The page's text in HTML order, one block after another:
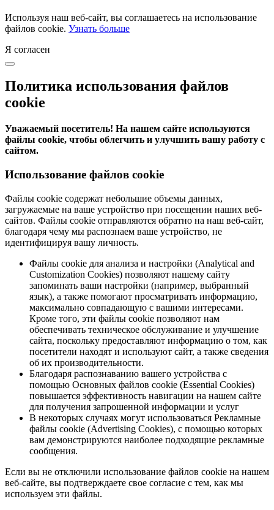
Используя наш веб-сайт, вы соглашаетесь на использование
файлов cookie. Узнать больше
Я согласен
Политика использования файлов
cookie
Уважаемый посетитель! На нашем сайте используются
файлы cookie, чтобы облегчить и улучшить вашу работу с
сайтом.
Использование файлов cookie
Файлы cookie содержат небольшие объемы данных,
загружаемые на ваше устройство при посещении наших веб-
сайтов. Файлы cookie отправляются обратно на наш веб-сайт,
благодаря чему мы распознаем ваше устройство, не
идентифицируя вашу личность.
Файлы cookie для анализа и настройки (Analytical and
Customization Cookies) позволяют нашему сайту
запоминать ваши настройки (например, выбранный
язык), а также помогают просматривать информацию,
максимально совпадающую с вашими интересами.
Кроме того, эти файлы cookie позволяют нам
обеспечивать техническое обслуживание и улучшение
сайта, поскольку предоставляют информацию о том, как
посетители находят и используют сайт, а также сведения
об их производительности.
Благодаря распознаванию вашего устройства с
помощью Основных файлов cookie (Essential Cookies)
повышается эффективность навигации на нашем сайте
для получения запрошенной информации и услуг
В некоторых случаях могут использоваться Рекламные
файлы cookie (Advertising Cookies), с помощью которых
вам демонстрируются наиболее подходящие рекламные
сообщения.
Если вы не отключили использование файлов cookie на нашем
веб-сайте, вы подтверждаете свое согласие с тем, как мы
используем эти файлы.